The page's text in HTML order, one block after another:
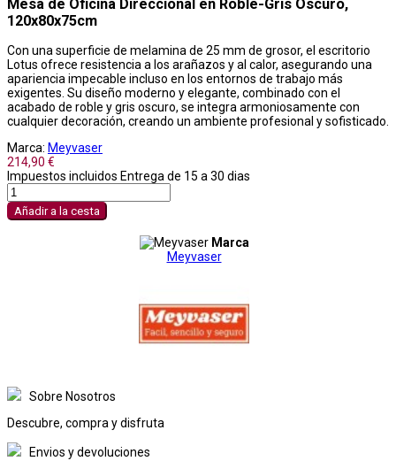
Mesa de Oficina Direccional en Roble-Gris Oscuro,
120x80x75cm
Con una superficie de melamina de 25 mm de grosor, el escritorio
Lotus ofrece resistencia a los arañazos y al calor, asegurando una
apariencia impecable incluso en los entornos de trabajo más
exigentes. Su diseño moderno y elegante, combinado con el
acabado de roble y gris oscuro, se integra armoniosamente con
cualquier decoración, creando un ambiente profesional y sofisticado.
Marca: Meyvaser
214,90 €
Impuestos incluidos Entrega de 15 a 30 dias
Añadir a la cesta
Marca
Meyvaser
Sobre Nosotros
Descubre, compra y disfruta
Envios y devoluciones